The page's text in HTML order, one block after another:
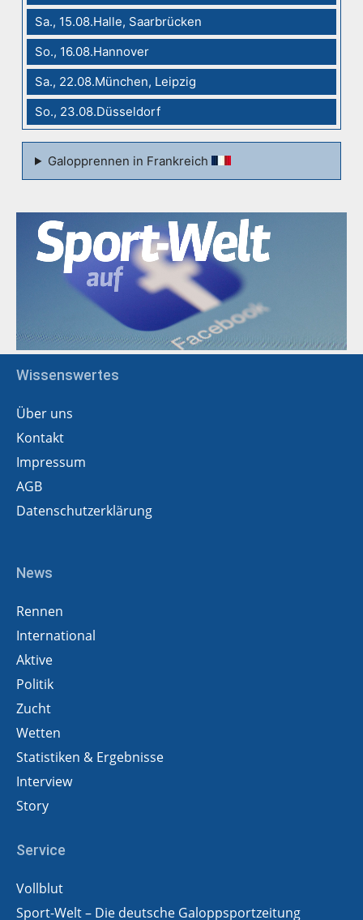
Sa., 15.08.Halle, Saarbrücken
So., 16.08.Hannover
Sa., 22.08.München, Leipzig
So., 23.08.Düsseldorf
Galopprennen in Frankreich
Wissenswertes
Über uns
Kontakt
Impressum
AGB
Datenschutzerklärung
News
Rennen
International
Aktive
Politik
Zucht
Wetten
Statistiken & Ergebnisse
Interview
Story
Service
Vollblut
Sport-Welt – Die deutsche Galoppsportzeitung